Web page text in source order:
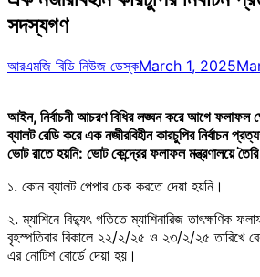
সদস্যগণ
আরএমজি বিডি নিউজ ডেস্কMarch 1, 2025
আইন, নির্বাচনী আচরণ বিধির লঙ্ঘন করে আগে
ব্যালট রেডি করে এক নজীরবিহীন কারচুপির নির্বাচন
ভোট রাতে হয়নি: ভোট কেন্দ্রের ফলাফল মন্ত্রণালয়ে
১. কোন ব্যালট পেপার চেক করতে দেয়া হয়নি।
২. ⁠ম্যাশিনে বিদ্যুৎ গতিতে ম্যাশিনারিজ তাৎক্ষণিক
বৃহস্পতিবার বিকালে ২২/২/২৫ ও ২৩/২/২৫ তারিখে
এর নোটিশ বোর্ডে দেয়া হয়।